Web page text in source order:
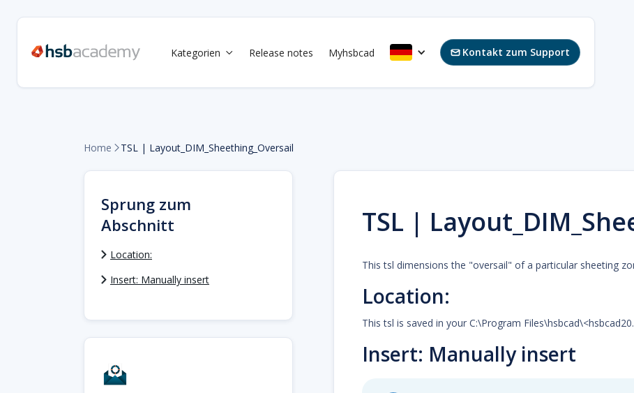
Kategorien  Release notes Myhsbcad Kontakt zum Support
Home  TSL | Layout_DIM_Sheething_Oversail
Sprung zum
Abschnitt
Location:
Insert: Manually insert
TSL |
This tsl dimensions the "oversail" of a particular sheeting
Location:
This tsl is saved in your C:\Program
Insert: Manually insert